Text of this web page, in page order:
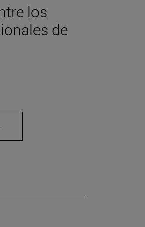
los
de
para desplazarse.